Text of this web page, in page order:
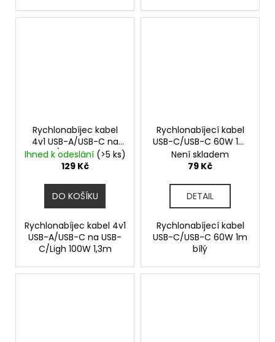
Rychlonabíjec kabel
4v1 USB-A/USB-C na
USB-C/Ligh 100W 1,3m
Ihned k odeslání (>5 ks)
129 Kč
DO KOŠÍKU
Rychlonabíjec kabel 4v1
USB-A/USB-C na USB-
C/Ligh 100W 1,3m
Rychlonabíjecí kabel
USB-C/USB-C 60W 1m
bílý
Není skladem
79 Kč
DETAIL
Rychlonabíjecí kabel
USB-C/USB-C 60W 1m
bílý